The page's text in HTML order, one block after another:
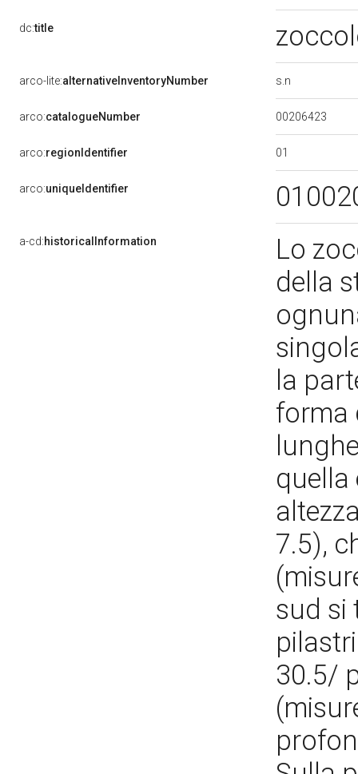
dc:title
arco-lite:alternativeInventoryNumber s.n
arco:catalogueNumber 00206423
arco:regionIdentifier 01
arco:uniqueIdentifier
a-cd:historicalInformation
Lo
della
la
forma
quella
7.5),
sud si
30.5/